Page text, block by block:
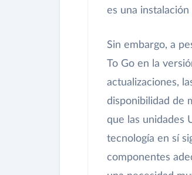
es una
Sin embargo, a
To Go en la
actualizaciones,
disponibilidad de
que las unidades
tecnología en sí
componentes